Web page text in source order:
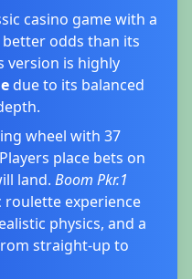
casino game with a
odds than its
version is highly
due to its balanced
wheel with 37
place bets on
land. Boom Pkr.1
roulette experience
physics, and a
straight-up to